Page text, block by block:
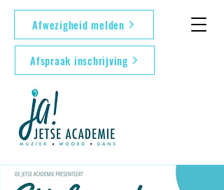
Afwezigheid melden
Afspraak inschrijving